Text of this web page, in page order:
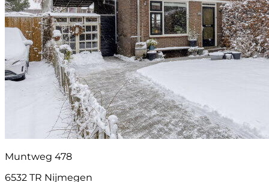
Muntweg 478
6532 TR Nijmegen